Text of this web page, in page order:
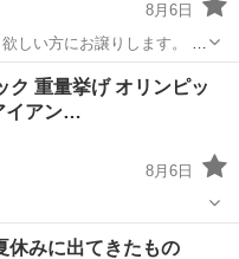
8月6日
い方にお譲りします。 取
ク 重量挙げ オリンピッ
イアン…
8月6日
休みに出てきたもの